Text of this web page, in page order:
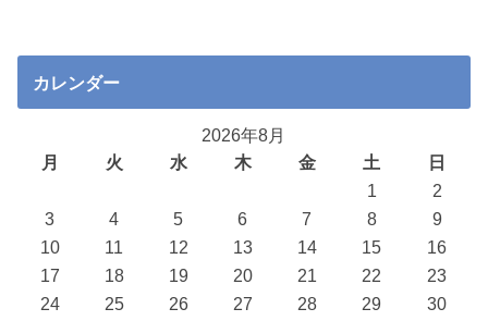
カレンダー
2026年8月
月
火 水 木 金 土
日
1
2
3
4 5 6 7 8
9
10
11 12 13 14 15
16
17
18 19 20 21 22
23
24
25 26 27 28 29
30